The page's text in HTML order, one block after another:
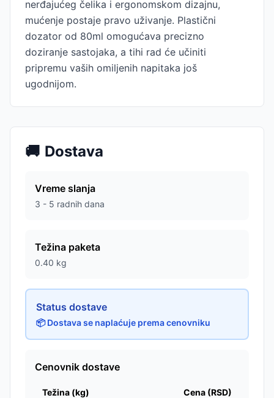
nerđajućeg čelika i ergonomskom dizajnu,
mućenje postaje pravo uživanje. Plastični
dozator od 80ml omogućava precizno
doziranje sastojaka, a tihi rad će učiniti
pripremu vaših omiljenih napitaka još
ugodnijom.
🚚 Dostava
Vreme slanja
3 - 5 radnih dana
Težina paketa
0.40 kg
Status dostave
📦 Dostava se naplaćuje prema cenovniku
Cenovnik dostave
Težina (kg) Cena (RSD)